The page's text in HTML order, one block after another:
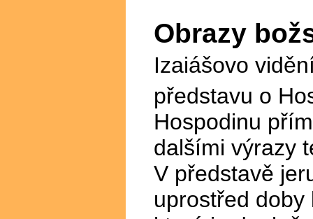
Obrazy
Izaiášovo
představu o
Hospodinu
dalšími výrazy
V představě
uprostřed